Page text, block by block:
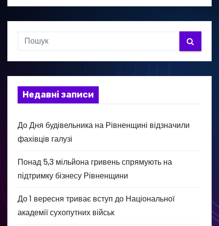
Недавні записи
До Дня будівельника на Рівненщині відзначили
фахівців галузі
Понад 5,3 мільйона гривень спрямують на
підтримку бізнесу Рівненщини
До 1 вересня триває вступ до Національної
академії сухопутних військ